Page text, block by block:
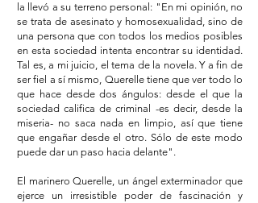
la llevó a su terreno personal: "En mi opinión, no
se trata de asesinato y homosexualidad, sino de
una persona que con todos los medios posibles
en esta sociedad intenta encontrar su identidad.
Tal es, a mi juicio, el tema de la novela. Y a fin de
ser fiel a sí mismo, Querelle tiene que ver todo lo
que hace desde dos ángulos: desde el que la
sociedad califica de criminal -es decir, desde la
miseria- no saca nada en limpio, así que tiene
que engañar desde el otro. Sólo de este modo
puede dar un paso hacia delante".
El marinero Querelle, un ángel exterminador que
ejerce un irresistible poder de fascinación y